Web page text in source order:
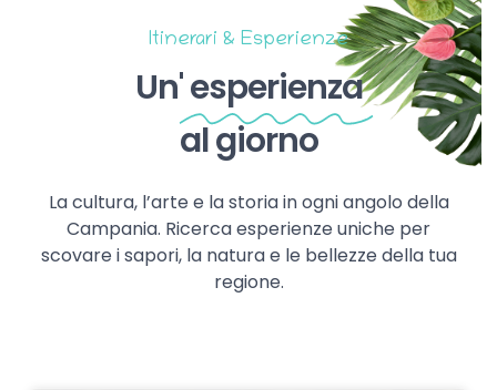
Itinerari & Esperienze
Un'esperienza
al giorno
La cultura, l’arte e la storia in ogni angolo della
Campania. Ricerca esperienze uniche per
scovare i sapori, la natura e le bellezze della tua
regione.